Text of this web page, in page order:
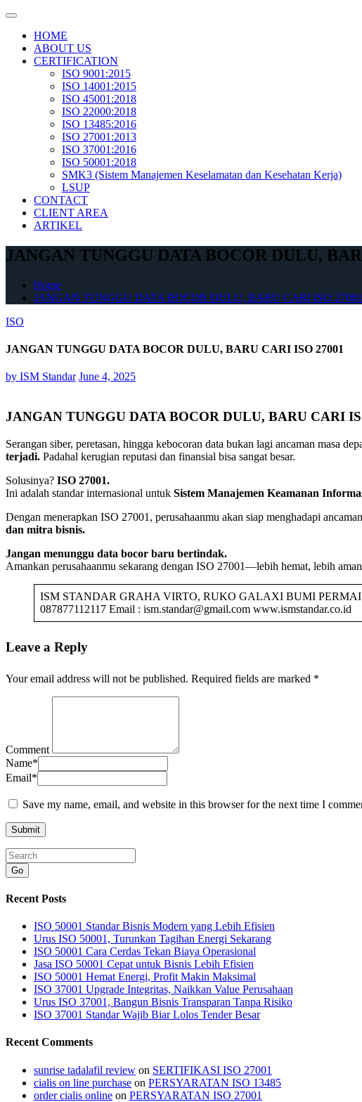
Skip
contentHOME
ABOUT US
CERTIFICATION
ISO 9001:2015
ISO 14001:2015
ISO 45001:2018
ISO 22000:2018
ISO 13485:2016
ISO 27001:2013
ISO 37001:2016
ISO 50001:2018
SMK3 (Sistem Manajemen Keselamatan dan Kesehatan Kerja)
LSUP
CONTACT
CLIENT AREA
ARTIKEL
JANGAN TUNGGU DATA BOCOR DULU,
Home
JANGAN TUNGGU DATA BOCOR DULU, BARU CARI ISO 27001
ISO
JANGAN TUNGGU DATA BOCOR DULU, BARU CARI ISO 27001
by ISM Standar June 4, 2025
JANGAN TUNGGU DATA BOCOR DULU, BARU CARI
Serangan siber, peretasan, hingga kebocoran data bukan lagi ancaman masa
terjadi. Padahal kerugian reputasi dan finansial bisa sangat besar.
Solusinya? ISO 27001.
Ini adalah standar internasional untuk Sistem Manajemen Keamanan
Dengan menerapkan ISO 27001, perusahaanmu akan siap menghadapi
dan mitra bisnis.
Jangan menunggu data bocor baru bertindak.
Amankan perusahaanmu sekarang dengan ISO 27001—lebih hemat, lebih
ISM STANDAR GRAHA VIRTO, RUKO GALAXI BUMI PERMAI
087877112117 Email : ism.standar@gmail.com www.ismstandar.co.id
Leave a Reply
Your email address will not be published. Required fields are marked *
Comment
Name*
Email*
Save my name, email, and website in this browser for the next time I
Go
Recent Posts
ISO 50001 Standar Bisnis Modern yang Lebih Efisien
Urus ISO 50001, Turunkan Tagihan Energi Sekarang
ISO 50001 Cara Cerdas Tekan Biaya Operasional
Jasa ISO 50001 Cepat untuk Bisnis Lebih Efisien
ISO 50001 Hemat Energi, Profit Makin Maksimal
ISO 37001 Upgrade Integritas, Naikkan Value Perusahaan
Urus ISO 37001, Bangun Bisnis Transparan Tanpa Risiko
ISO 37001 Standar Wajib Biar Lolos Tender Besar
Recent Comments
sunrise tadalafil review on SERTIFIKASI ISO 27001
cialis on line purchase on PERSYARATAN ISO 13485
order cialis online on PERSYARATAN ISO 27001